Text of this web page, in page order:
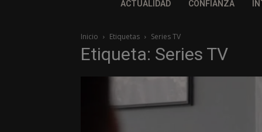
ACTUALIDAD CONFIANZA
Inicio Etiquetas Series TV
Etiqueta: Series TV